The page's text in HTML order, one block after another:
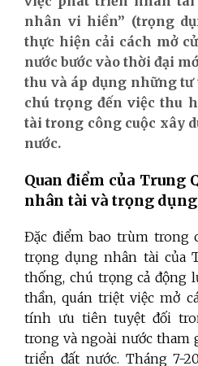
nhân vi hiền” (trọng
thực hiện cải cách mở
nước bước vào thời đại
thu và áp dụng những
chú trọng đến việc thu
tài trong công cuộc xây
nước.
Quan điểm của Trung
nhân tài và trọng
Đặc điểm bao trùm trong
trọng dụng nhân tài của
thống, chú trọng cả động
thần, quán triệt việc mở
tính ưu tiên tuyệt đối
trong và ngoài nước tham
triển đất nước. Tháng 7-